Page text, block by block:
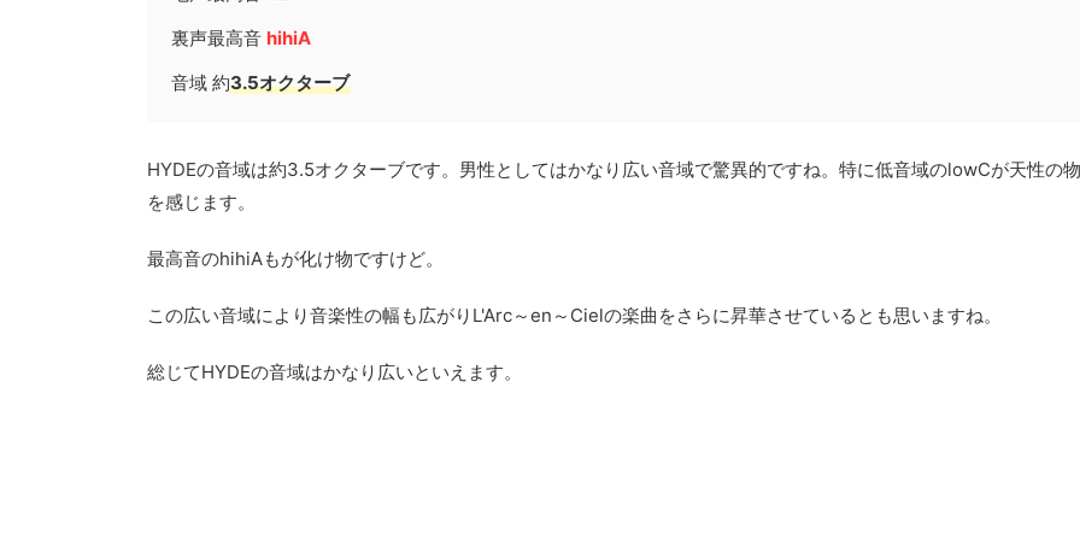
裏声最高音 hihiA
音域 約3.5オクターブ
HYDEの音域は約3.5オクターブです。男性としてはかなり広い音域で驚異的ですね。特に低音域のlowCが天性の物
を感じます。
最高音のhihiAもが化け物ですけど。
この広い音域により音楽性の幅も広がりL'Arc～en～Cielの楽曲をさらに昇華させているとも思いますね。
総じてHYDEの音域はかなり広いといえます。